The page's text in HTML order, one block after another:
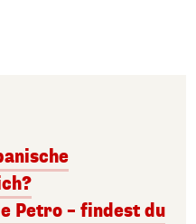
Petro – findest du